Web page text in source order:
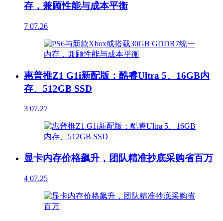
存，兼顾性能与成本平衡
7 07.26
惠普推Z1 G1i新配版：酷睿Ultra 5、16GB内
存、512GB SSD
3 07.27
显卡内存价格飙升，团队精准抄底采购省百万
4 07.25